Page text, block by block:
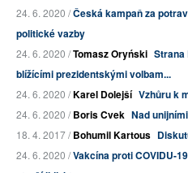
24. 6. 2020 /Česká kampaň za
politické vazby
24. 6. 2020 /Tomasz Oryński Strana
blížícími prezidentskými volbam...
24. 6. 2020 /Karel Dolejší Vzhůru k
24. 6. 2020 /Boris Cvek Nad
18. 4. 2017 /Bohumil Kartous
24. 6. 2020 /Vakcína proti COVIDU-